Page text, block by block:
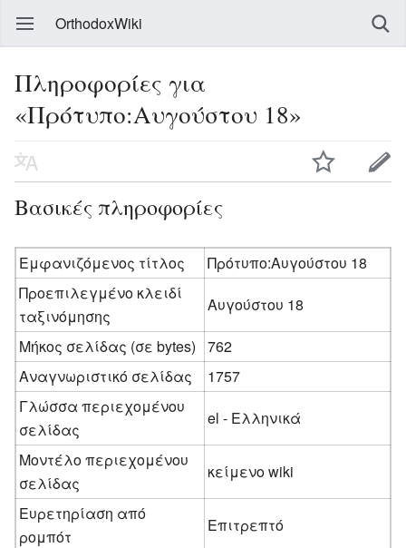
OrthodoxWiki
Πληροφορίες για
«Πρότυπο:Αυγούστου 18»
Βασικές πληροφορίες
Εμφανιζόμενος τίτλος
Πρότυπο:Αυγούστου 18
Προεπιλεγμένο κλειδί
ταξινόμησης
Αυγούστου 18
Μήκος σελίδας (σε bytes)
762
Αναγνωριστικό σελίδας
1757
Γλώσσα περιεχομένου
σελίδας
el - Ελληνικά
Μοντέλο περιεχομένου
σελίδας
κείμενο wiki
Ευρετηρίαση από
ρομπότ
Επιτρεπτό